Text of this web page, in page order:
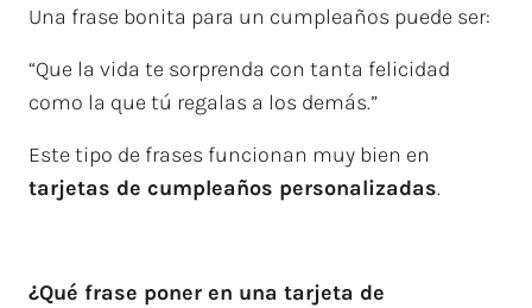
Una frase bonita para un cumpleaños puede ser:
“Que la vida te sorprenda con tanta felicidad
como la que tú regalas a los demás.”
Este tipo de frases funcionan muy bien en
tarjetas de cumpleaños personalizadas.
¿Qué frase poner en una tarjeta de